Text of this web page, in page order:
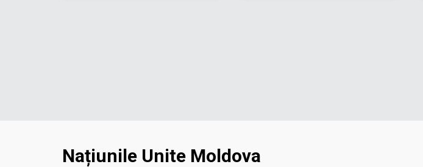
Națiunile Unite Moldova